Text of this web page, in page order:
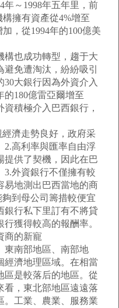
年～1998年五年里，前
擁有資產從4%增至
，從1994年的100億美
也成功轉型，趨于大
免遭淘汰，紛紛吸引
大銀行因為外資介入
的180億雷亞爾增至
資積極介入巴西銀行，
濟走勢良好，政府采
2.高利率與匯率自由浮
提供了契機，因此在巴
3.外資銀行不僅擁有較
易地測出巴西當地的商
到母公司籌措較便宜
銀行私下里訂有不將貸
獲得較高的報酬率。
的新寵
南部地區、南部地
經濟地理區域。在相當
區是較落后的地區。從
看，東北部地區遠遠落
。工業、農業、服務業